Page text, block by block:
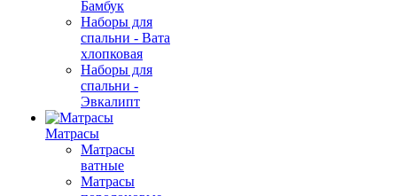
Бамбук
Наборы для
спальни - Вата
хлопковая
Наборы для
спальни -
Эвкалипт
Матрасы
Матрасы
ватные
Матрасы